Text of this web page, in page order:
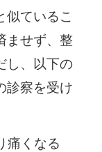
似ているこ
ませず、整
し、以下の
診察を受け
痛くなる